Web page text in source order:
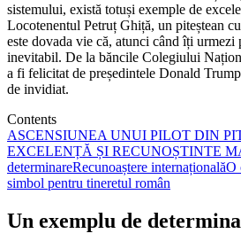
sistemului, există totuși exemple de
Locotenentul Petruț Ghiță, un piteștean
este dovada vie că, atunci când îți urmezi
inevitabil. De la băncile Colegiului
a fi felicitat de președintele Donald
de invidiat.
Contents
ASCENSIUNEA UNUI PILOT DIN
EXCELENȚĂ ȘI RECUNOȘTINTE
determinareRecunoaștere internaționalăO
simbol pentru tineretul român
Un exemplu de